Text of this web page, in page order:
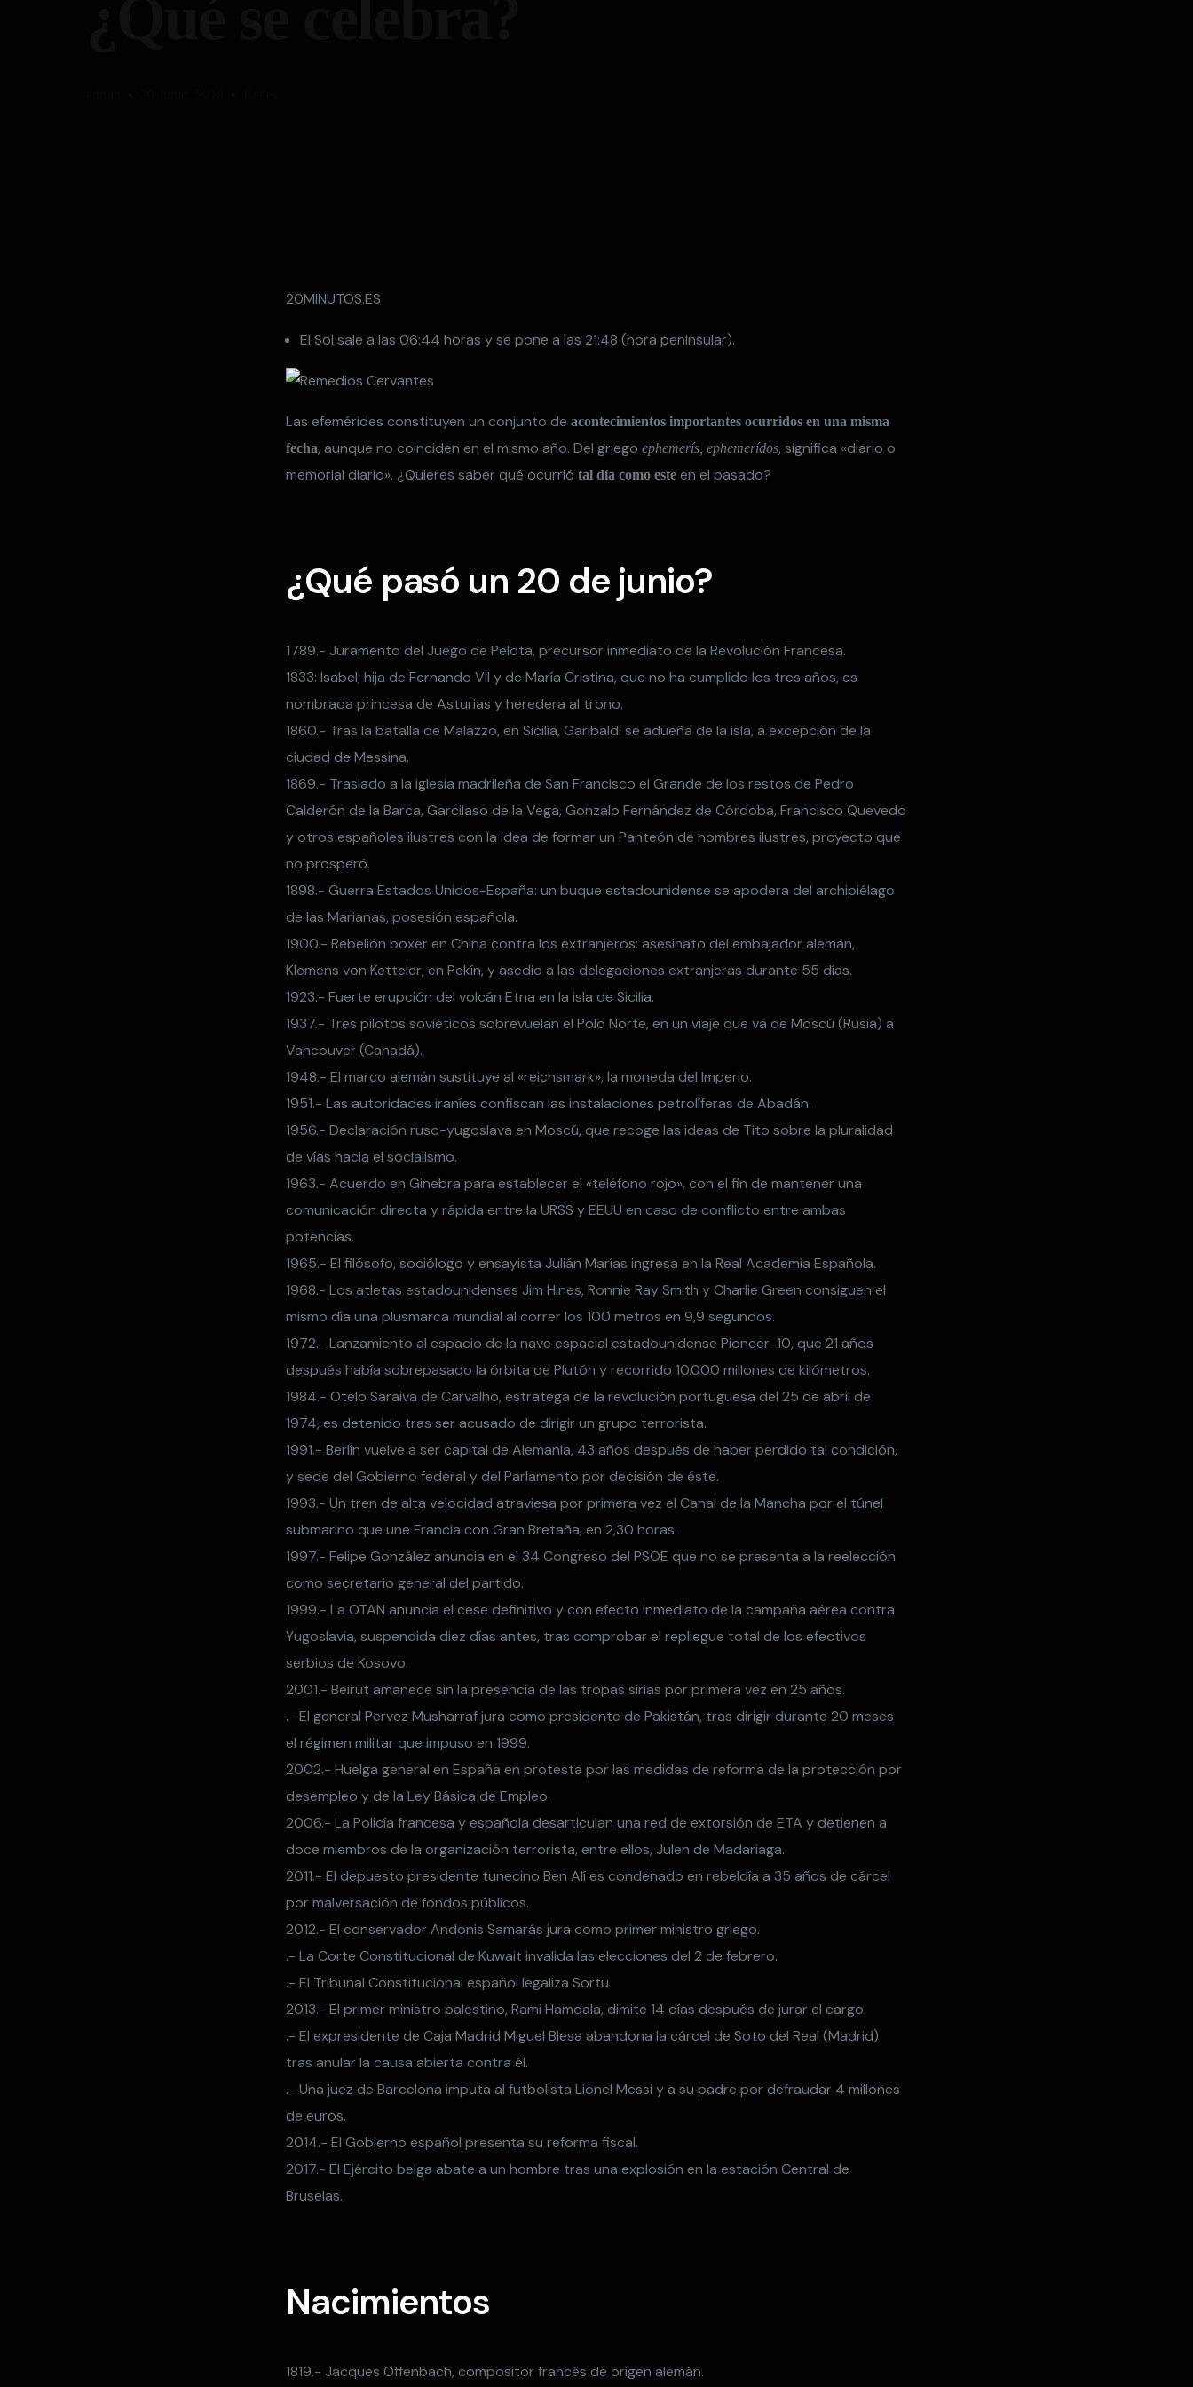
20MINUTOS.ES
El Sol sale a las 06:44 horas y se pone a las 21:48 (hora peninsular).
Las efemérides constituyen un conjunto de acontecimientos importantes ocurridos en una misma
fecha, aunque no coinciden en el mismo año. Del griego ephemerís, ephemerídos, significa «diario o
memorial diario». ¿Quieres saber qué ocurrió tal día como este en el pasado?
¿Qué pasó un 20 de junio?
1789.- Juramento del Juego de Pelota, precursor inmediato de la Revolución Francesa.
1833: Isabel, hija de Fernando VII y de María Cristina, que no ha cumplido los tres años, es
nombrada princesa de Asturias y heredera al trono.
1860.- Tras la batalla de Malazzo, en Sicilia, Garibaldi se adueña de la isla, a excepción de la
ciudad de Messina.
1869.- Traslado a la iglesia madrileña de San Francisco el Grande de los restos de Pedro
Calderón de la Barca, Garcilaso de la Vega, Gonzalo Fernández de Córdoba, Francisco Quevedo
y otros españoles ilustres con la idea de formar un Panteón de hombres ilustres, proyecto que
no prosperó.
1898.- Guerra Estados Unidos-España: un buque estadounidense se apodera del archipiélago
de las Marianas, posesión española.
1900.- Rebelión boxer en China contra los extranjeros: asesinato del embajador alemán,
Klemens von Ketteler, en Pekín, y asedio a las delegaciones extranjeras durante 55 días.
1923.- Fuerte erupción del volcán Etna en la isla de Sicilia.
1937.- Tres pilotos soviéticos sobrevuelan el Polo Norte, en un viaje que va de Moscú (Rusia) a
Vancouver (Canadá).
1948.- El marco alemán sustituye al «reichsmark», la moneda del Imperio.
1951.- Las autoridades iraníes confiscan las instalaciones petrolíferas de Abadán.
1956.- Declaración ruso-yugoslava en Moscú, que recoge las ideas de Tito sobre la pluralidad
de vías hacia el socialismo.
1963.- Acuerdo en Ginebra para establecer el «teléfono rojo», con el fin de mantener una
comunicación directa y rápida entre la URSS y EEUU en caso de conflicto entre ambas
potencias.
1965.- El filósofo, sociólogo y ensayista Julián Marías ingresa en la Real Academia Española.
1968.- Los atletas estadounidenses Jim Hines, Ronnie Ray Smith y Charlie Green consiguen el
mismo día una plusmarca mundial al correr los 100 metros en 9,9 segundos.
1972.- Lanzamiento al espacio de la nave espacial estadounidense Pioneer-10, que 21 años
después había sobrepasado la órbita de Plutón y recorrido 10.000 millones de kilómetros.
1984.- Otelo Saraiva de Carvalho, estratega de la revolución portuguesa del 25 de abril de
1974, es detenido tras ser acusado de dirigir un grupo terrorista.
1991.- Berlín vuelve a ser capital de Alemania, 43 años después de haber perdido tal condición,
y sede del Gobierno federal y del Parlamento por decisión de éste.
1993.- Un tren de alta velocidad atraviesa por primera vez el Canal de la Mancha por el túnel
submarino que une Francia con Gran Bretaña, en 2,30 horas.
1997.- Felipe González anuncia en el 34 Congreso del PSOE que no se presenta a la reelección
como secretario general del partido.
1999.- La OTAN anuncia el cese definitivo y con efecto inmediato de la campaña aérea contra
Yugoslavia, suspendida diez días antes, tras comprobar el repliegue total de los efectivos
serbios de Kosovo.
2001.- Beirut amanece sin la presencia de las tropas sirias por primera vez en 25 años.
.- El general Pervez Musharraf jura como presidente de Pakistán, tras dirigir durante 20 meses
el régimen militar que impuso en 1999.
2002.- Huelga general en España en protesta por las medidas de reforma de la protección por
desempleo y de la Ley Básica de Empleo.
2006.- La Policía francesa y española desarticulan una red de extorsión de ETA y detienen a
doce miembros de la organización terrorista, entre ellos, Julen de Madariaga.
2011.- El depuesto presidente tunecino Ben Alí es condenado en rebeldía a 35 años de cárcel
por malversación de fondos públicos.
2012.- El conservador Andonis Samarás jura como primer ministro griego.
.- La Corte Constitucional de Kuwait invalida las elecciones del 2 de febrero.
.- El Tribunal Constitucional español legaliza Sortu.
2013.- El primer ministro palestino, Rami Hamdala, dimite 14 días después de jurar el cargo.
.- El expresidente de Caja Madrid Miguel Blesa abandona la cárcel de Soto del Real (Madrid)
tras anular la causa abierta contra él.
.- Una juez de Barcelona imputa al futbolista Lionel Messi y a su padre por defraudar 4 millones
de euros.
2014.- El Gobierno español presenta su reforma fiscal.
2017.- El Ejército belga abate a un hombre tras una explosión en la estación Central de
Bruselas.
Nacimientos
1819.- Jacques Offenbach, compositor francés de origen alemán.